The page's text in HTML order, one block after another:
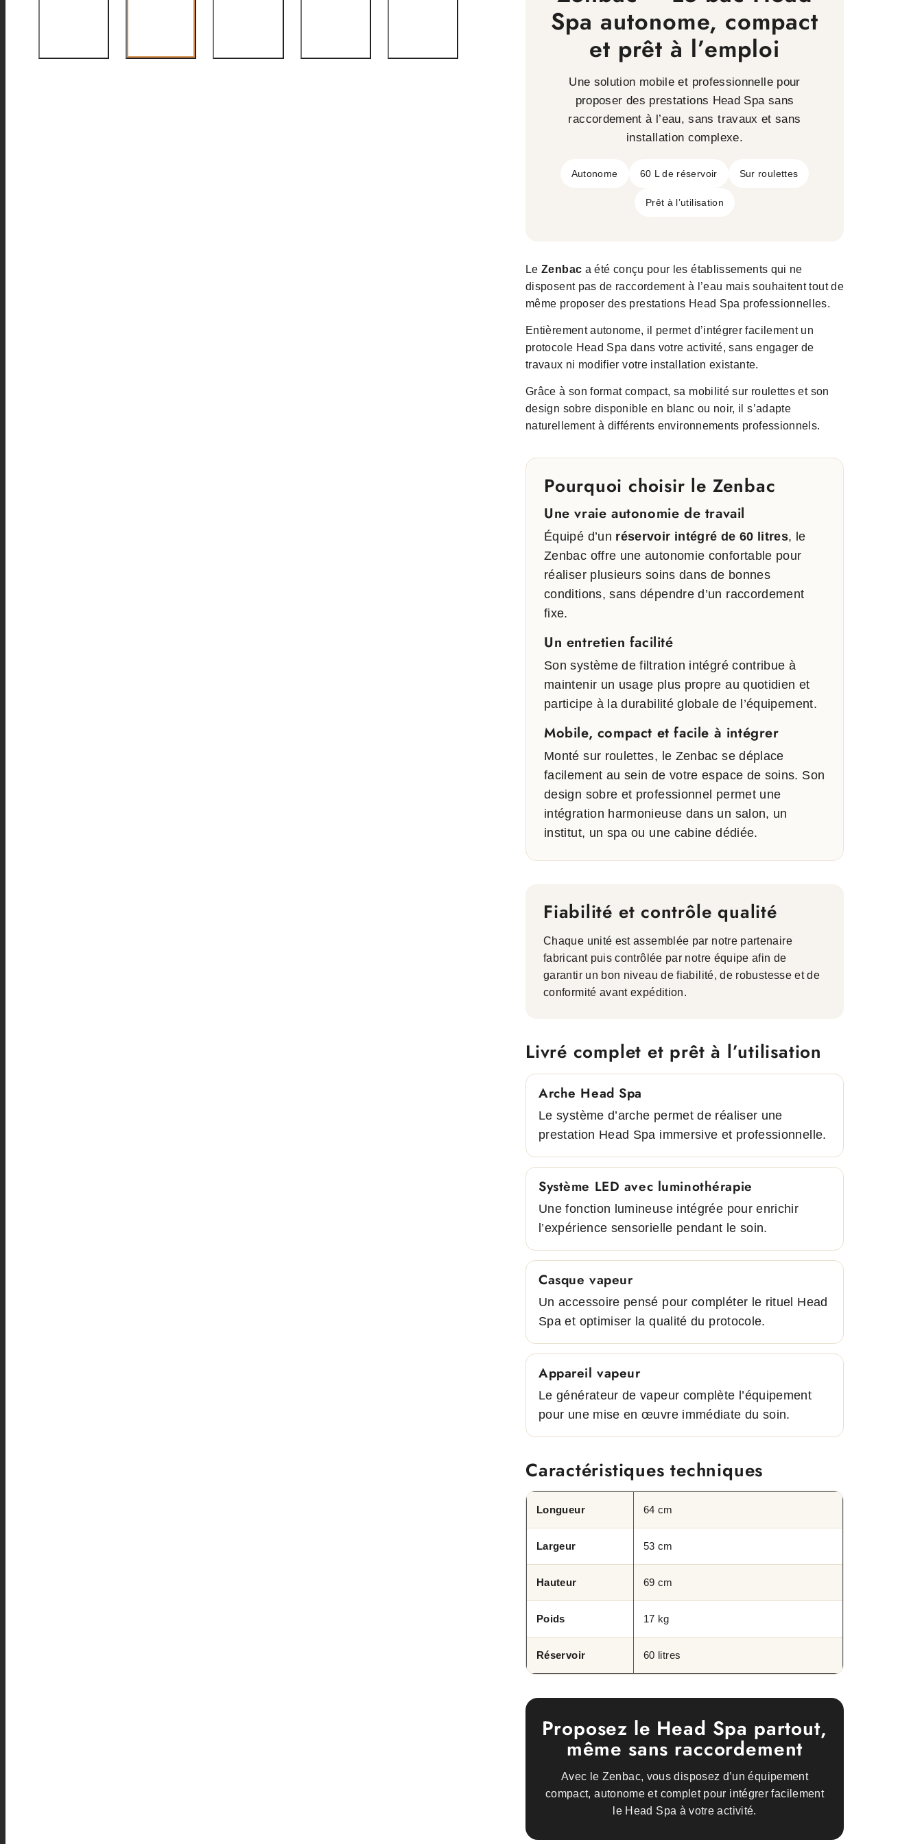
Zenbac
raccordement
Zenbac
(
Sans
raccordement
)
Spa autonome, compact
et prêt à l’emploi
Une solution mobile et professionnelle pour
proposer des prestations Head Spa sans
raccordement à l’eau, sans travaux et sans
installation complexe.
Autonome 60 L de réservoir Sur roulettes
Prêt à l’utilisation
LeZenbac a été conçu pour les établissements qui ne
disposent pas de raccordement à l’eau mais souhaitent tout de
même proposer des prestations Head Spa professionnelles.
Entièrement autonome, il permet d’intégrer facilement un
protocole Head Spa dans votre activité, sans engager de
travaux ni modifier votre installation existante.
Grâce à son format compact, sa mobilité sur roulettes et son
design sobre disponible en blanc ou noir, il s’adapte
naturellement à différents environnements professionnels.
Pourquoi choisir le Zenbac
Une vraie autonomie de travail
Équipé d’un réservoir intégré de 60 litres, le
Zenbac offre une autonomie confortable pour
réaliser plusieurs soins dans de bonnes
conditions, sans dépendre d’un raccordement
fixe.
Un entretien facilité
Son système de filtration intégré contribue à
maintenir un usage plus propre au quotidien et
participe à la durabilité globale de l’équipement.
Mobile, compact et facile à intégrer
Monté sur roulettes, le Zenbac se déplace
facilement au sein de votre espace de soins. Son
design sobre et professionnel permet une
intégration harmonieuse dans un salon, un
institut, un spa ou une cabine dédiée.
Fiabilité et contrôle qualité
Chaque unité est assemblée par notre partenaire
fabricant puis contrôlée par notre équipe afin de
garantir un bon niveau de fiabilité, de robustesse et de
conformité avant expédition.
Livré complet et prêt à l’utilisation
Arche Head Spa
Le système d’arche permet de réaliser une
prestation Head Spa immersive et professionnelle.
Système LED avec luminothérapie
Une fonction lumineuse intégrée pour enrichir
l’expérience sensorielle pendant le soin.
Casque vapeur
Un accessoire pensé pour compléter le rituel Head
Spa et optimiser la qualité du protocole.
Appareil vapeur
Le générateur de vapeur complète l’équipement
pour une mise en œuvre immédiate du soin.
Caractéristiques techniques
Longueur 64 cm
Largeur 53 cm
Hauteur 69 cm
Poids 17 kg
Réservoir 60 litres
Proposez le Head Spa partout,
même sans raccordement
Avec le Zenbac, vous disposez d’un équipement
compact, autonome et complet pour intégrer facilement
le Head Spa à votre activité.